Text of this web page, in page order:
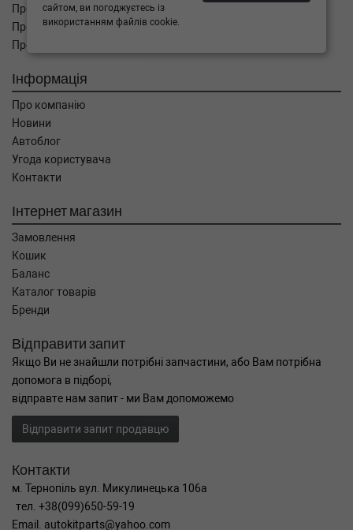
Про оплату
Про доставку
Про повернення
Інформація
Про компанію
Новини
Автоблог
Угода користувача
Контакти
Інтернет магазин
Замовлення
Кошик
Баланс
Каталог товарів
Бренди
Відправити запит
Якщо Ви не знайшли потрібні запчастини, або Вам потрібна
допомога в підборі,
відправте нам запит - ми Вам допоможемо
Відправити запит продавцю
Контакти
м. Тернопіль вул. Микулинецька 106а
тел. +38(099)650-59-19
Email. autokitparts@yahoo.com
сайтом, ви погоджуєтесь із
використанням файлів cookie.